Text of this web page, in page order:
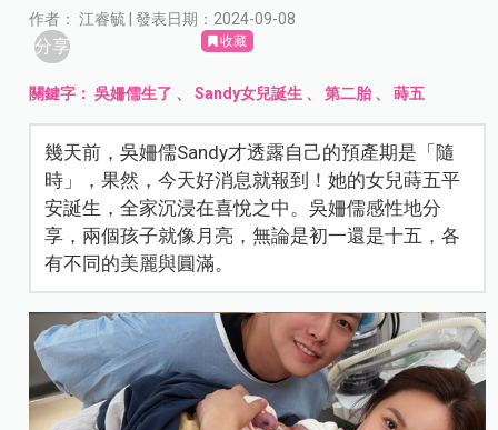
作者： 江睿毓 | 發表日期：2024-09-08
分享 收藏
關鍵字：吳姍儒生了 、Sandy女兒誕生 、第二胎、蒔五
幾天前，吳姍儒Sandy才透露自己的預產期是「隨
時」，果然，今天好消息就報到！她的女兒蒔五平
安誕生，全家沉浸在喜悅之中。吳姍儒感性地分
享，兩個孩子就像月亮，無論是初一還是十五，各
有不同的美麗與圓滿。